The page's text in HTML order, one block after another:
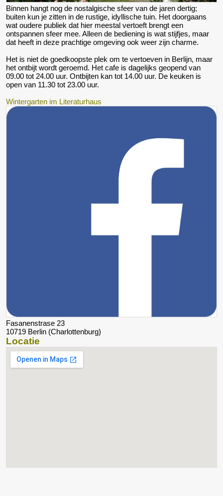
Binnen hangt nog de nostalgische sfeer van de jaren dertig;
buiten kun je zitten in de rustige, idyllische tuin. Het doorgaans
wat oudere publiek dat hier meestal vertoeft brengt een
ontspannen sfeer mee. Alleen de bediening is wat stijfjes, maar
dat heeft in deze prachtige omgeving ook weer zijn charme.
Het is niet de goedkoopste plek om te vertoeven in Berlijn, maar
het ontbijt wordt geroemd. Het cafe is dagelijks geopend van
09.00 tot 24.00 uur. Ontbijten kan tot 14.00 uur. De keuken is
open van 11.30 tot 23.00 uur.
Wintergarten im Literaturhaus
Fasanenstrase 23
10719 Berlin (Charlottenburg)
Locatie